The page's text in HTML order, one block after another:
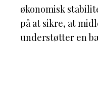
økonomisk
på at sikre, at
understøtter en